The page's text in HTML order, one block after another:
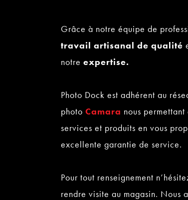
Grâce à notre équipe de
travail artisanal de qualité
notre expertise.
Photo Dock est adhérent au
photo Camara nous
services et produits en vous
excellente garantie de service.
Pour tout renseignement
rendre visite au magasin. Nous